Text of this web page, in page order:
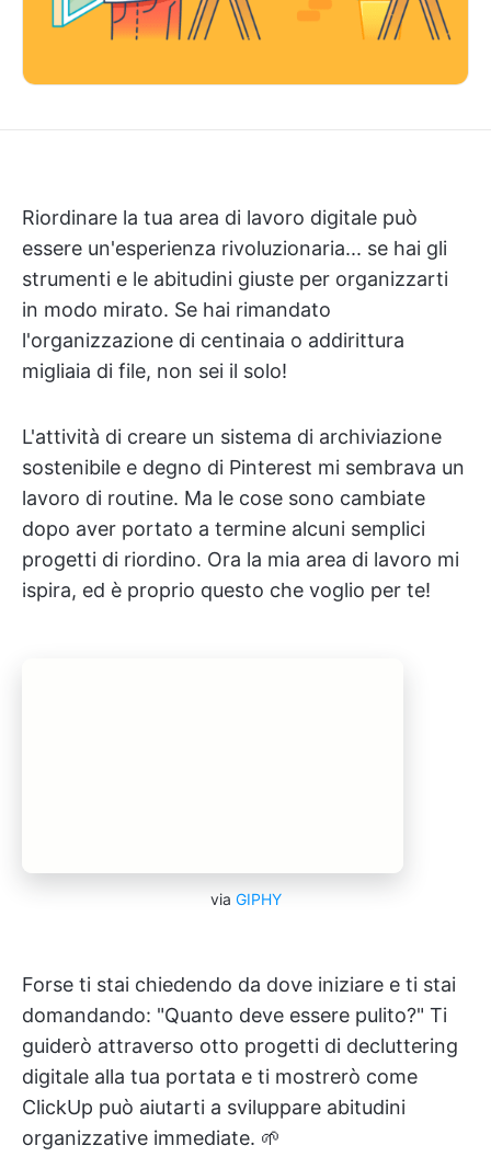
Riordinare la tua area di lavoro digitale può
essere un'esperienza rivoluzionaria... se hai gli
strumenti e le abitudini giuste per organizzarti
in modo mirato. Se hai rimandato
l'organizzazione di centinaia o addirittura
migliaia di file, non sei il solo!
L'attività di creare un sistema di archiviazione
sostenibile e degno di Pinterest mi sembrava un
lavoro di routine. Ma le cose sono cambiate
dopo aver portato a termine alcuni semplici
progetti di riordino. Ora la mia area di lavoro mi
ispira, ed è proprio questo che voglio per te!
via GIPHY
Forse ti stai chiedendo da dove iniziare e ti stai
domandando: "Quanto deve essere pulito?" Ti
guiderò attraverso otto progetti di decluttering
digitale alla tua portata e ti mostrerò come
ClickUp può aiutarti a sviluppare abitudini
organizzative immediate. 🌱